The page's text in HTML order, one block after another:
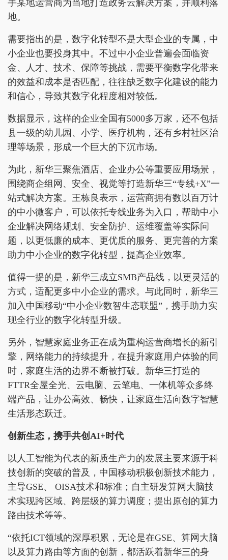
手某地运营商为当地打造政务云解决方案，并顺利落
地。
需要指出的是，数字化转型不是大型企业的专属，中
小企业也要投身其中。不过中小企业普遍会面临资
金、人才、技术、保障等挑战，需要平衡数字化带来
的效益和成本是否匹配，往往缺乏数字化建设的能力
和信心，导致其数字化程度相对较低。
数据显示，这样的企业全国有5000多万家，还不包括
县一级的幼儿园、小学、医疗机构，还有乡村社区治
理等场景，形成一个巨大的下沉市场。
为此，新华三聚焦酒店、企业办公等重要应用场景，
围绕商企组网、安全、视觉等打造新华三“专线+X”一
站式解决方案。王栋良表示，运营商拥有数以百万计
的中小微客户，可以依托专线业务为入口，帮助中小
企业解决网络规划、安全防护、运维覆盖等实际问
题，以更低廉的成本、更优质的服务、更完善的方案
助力中小企业的数字化转型，提高企业效率。
值得一提的是，新华三成立SMB产品线，以更灵活的
方式，适配更多中小企业的需求。与此同时，新华三
加入中国移动“中小企业数智生态联盟”，携手助力实
现全行业的数字化转型升级。
另外，智慧家庭业务正在成为重构运营商增长的新引
擎，网络能力的持续提升，在提升家庭用户体验的同
时，家庭生活的边界不断被打破。新华三打造的
FTTR全屋全光、云电脑、云笔电、一体机等众多终
端产品，让办公高效、畅快，让家庭生活向数字智慧
生活形态跃迁。
创新生态 ， 携手共创 AI+时代
以人工智能为代表的新质生产力的发展主要来源于科
技创新的突破的普及，中国移动积极创新技术能力，
主导GSE、 OISA技术和标准；自主研发算网大脑技
术实现跨区域、跨层级的算力调度；提出原创的算力
路由技术等等。
“依托ICT领域的深厚积累，无论是在GSE、算网大脑
以及算力路由等方面的创新，都活跃着新华三的身